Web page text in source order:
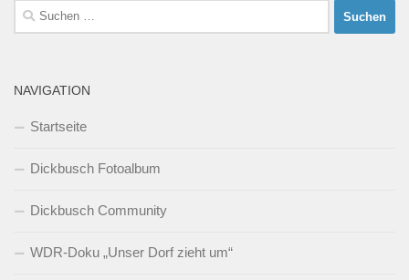
Suchen
nach:
NAVIGATION
Startseite
Dickbusch Fotoalbum
Dickbusch Community
WDR-Doku „Unser Dorf zieht um“